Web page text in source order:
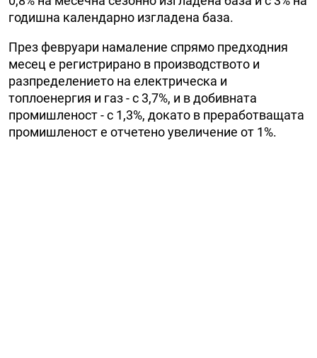
годишна календарно изгладена база.
През февруари намаление спрямо предходния
месец е регистрирано в производството и
разпределението на електрическа и
топлоенергия и газ - с 3,7%, и в добивната
промишленост - с 1,3%, докато в преработващата
промишленост е отчетено увеличение от 1%.